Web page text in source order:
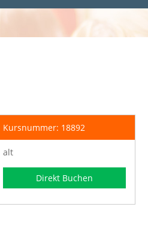
Kursnummer: 18892
alt
Direkt Buchen